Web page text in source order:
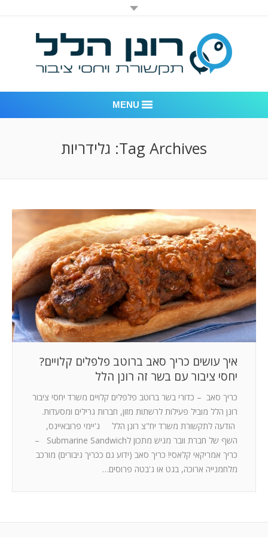
MENU
לקוחות – משרד יחסי ציבור רונן הלל
חדר חדשות
המלצות
ניהול מוניטין
צור קשר
Tag Archives: גלידריות
איך עושים כריך סאב ברוטב פלפלים קלויים?
יחסי ציבור עם בשר זה רונן הלל
כריך סאב – כדורי בשר ברוטב פלפלים קלויים משרד יחסי ציבור
רונן הלל מוביל פעילות לרשתות מזון, חברות גרילים ומסעדות.
הודעה לתקשורת משרד יח"צ רונן הלל ג'יימי פרובאיינס,
השף של חברת וובר מגיש מתכון לSubmarine Sandwich –
כריך אמריקאי קלאסי! כריך סאב (ידוע גם ככריך גיבורים) מורכב
מלחמנייה ארוכה, בגט או ג'בטה פרוסים…